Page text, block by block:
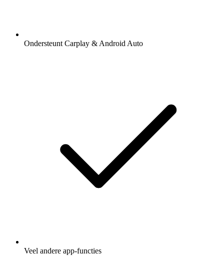
Ondersteunt Carplay & Android Auto
Veel andere app-functies